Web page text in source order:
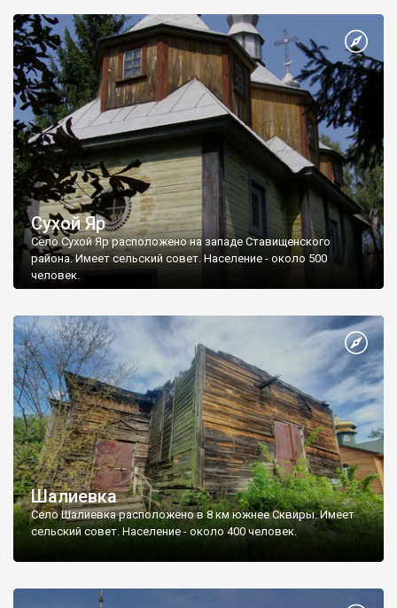
Сухой Яр
Село Сухой Яр расположено на западе Ставищенского
района. Имеет сельский совет. Население - около 500
человек.
Шалиевка
Село Шалиевка расположено в 8 км южнее Сквиры. Имеет
сельский совет. Население - около 400 человек.